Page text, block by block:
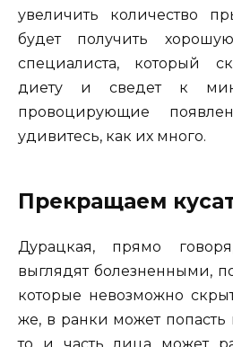
увеличить количество
будет получить
специалиста, который
диету и сведет к
провоцирующие
удивитесь, как их много.
Прекращаем
Дурацкая, прямо
выглядят болезненными,
которые невозможно
же, в ранки может попасть
то и часть лица может